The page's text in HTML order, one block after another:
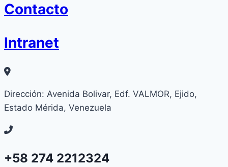
Contacto
Intranet
Dirección: Avenida Bolivar, Edf. VALMOR, Ejido,
Estado Mérida, Venezuela
+58 274 2212324